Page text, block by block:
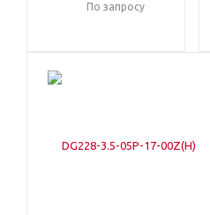
По запросу